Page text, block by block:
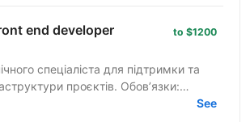
end developer to $1200
спеціаліста для підтримки та
проєктів. Обов’язки:
лендингів
See